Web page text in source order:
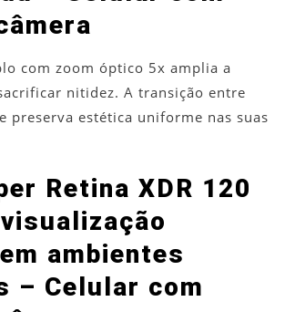
com zoom óptico 5x amplia a
nitidez. A transição entre
preserva estética uniforme nas suas
Retina XDR 120
ambientes
– Celular com